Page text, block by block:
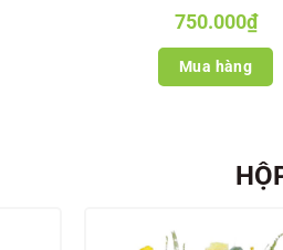
750.000₫
Mua hàng